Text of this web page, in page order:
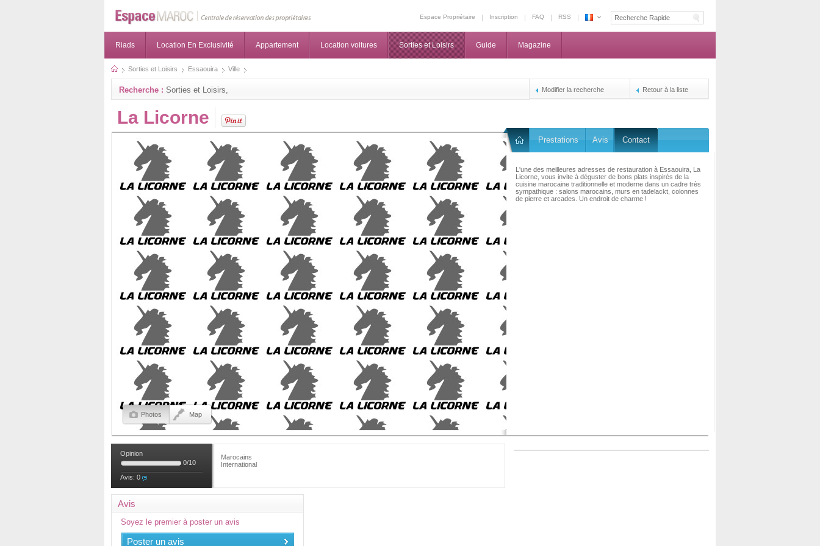
Espace Propriétaire Inscription FAQ
RSS
Riads Location En Exclusivité Appartement Location voitures Sorties et Loisirs Guide Magazine
Sorties et Loisirs Essaouira Ville
Recherche : Sorties et Loisirs, Modifier la recherche Retour à la liste
La Licorne
Photos Map
Prestations Avis Contact
L'une des meilleures adresses de restauration à Essaouira, La
Licorne, vous invite à déguster de bons plats inspirés de la
cuisine marocaine traditionnelle et moderne dans un cadre très
sympathique : salons marocains, murs en tadelackt, colonnes
de pierre et arcades. Un endroit de charme !
Opinion
0/10
Avis: 0
Marocains
International
Avis
Soyez le premier à poster un avis
Poster un avis